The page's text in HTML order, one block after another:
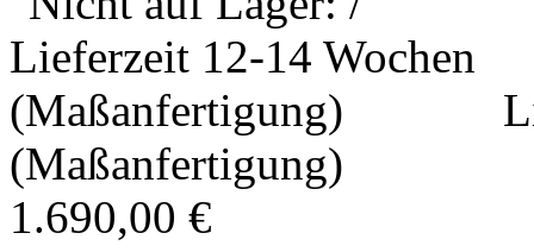
(Maßanfertigung)
1.690,00 €